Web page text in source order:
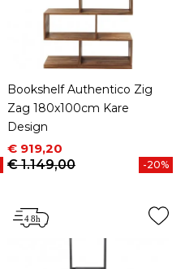
Bookshelf Authentico Zig
Zag 180x100cm Kare
Design
Prijs
€ 919,20
Normale prijs
€ 1.149,00
-20%